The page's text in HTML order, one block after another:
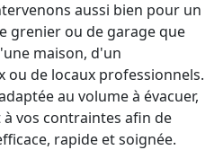
aussi bien pour un
grenier ou de garage que
maison, d'un
ou de locaux professionnels.
au volume à évacuer,
vos contraintes afin de
rapide et soignée.